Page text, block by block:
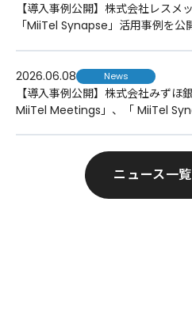
【導入事例公開】株式会社レスメ
「MiiTel Synapse」活用事例を公
2026.06.08 News
【導入事例公開】株式会社みず
MiiTel Meetings」、「 MiiTel
ニュース一